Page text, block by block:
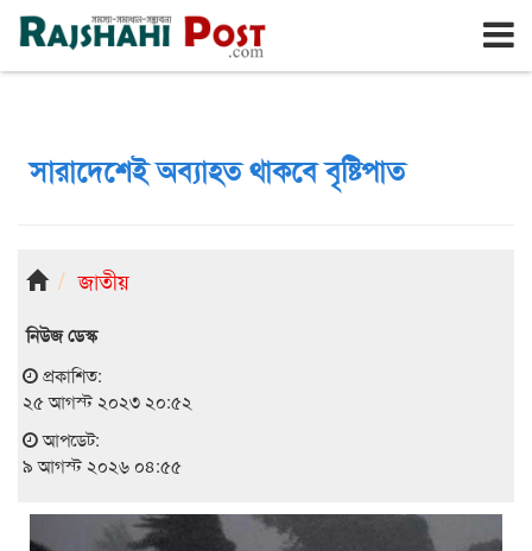
রাজশাহী রবিবার, ৯ই আগস্ট ২০২৬, ২৫শে শ্রাবণ ১৪৩৩
সারাদেশেই অব্যাহত থাকবে বৃষ্টিপাত
জাতীয়
নিউজ ডেস্ক
প্রকাশিত:
২৫ আগস্ট ২০২৩ ২০:৫২
আপডেট:
৯ আগস্ট ২০২৬ ০৪:৫৫